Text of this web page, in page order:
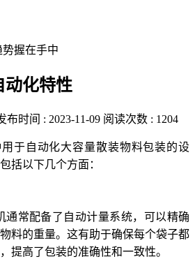
握在手中
动化特性
布时间 : 2023-11-09 阅读次数 : 1204
于自动化大容量散装物料包装的设
括以下几个方面：
通常配备了自动计量系统，可以精确
料的重量。这有助于确保每个袋子都
提高了包装的准确性和一致性。